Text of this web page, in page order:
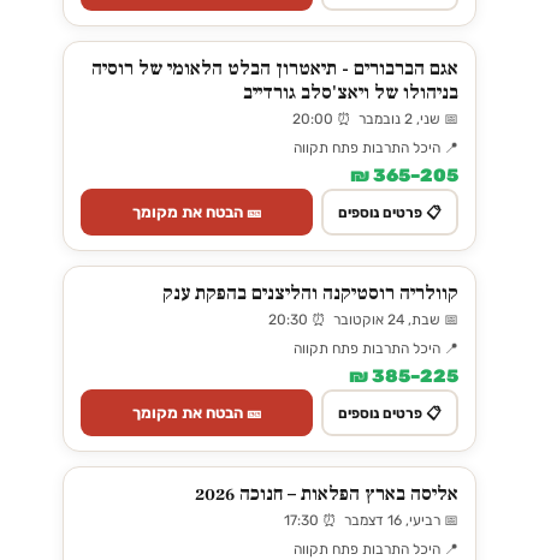
אגם הברבורים - תיאטרון הבלט הלאומי של רוסיה
בניהולו של ויאצ'סלב גורדייב
📅 שני, 2 נובמבר ⏰ 20:00
📍 היכל התרבות פתח תקווה
205–365 ₪
📋 פרטים נוספים 🎫 הבטח את מקומך
קוולריה רוסטיקנה והליצנים בהפקת ענק
📅 שבת, 24 אוקטובר ⏰ 20:30
📍 היכל התרבות פתח תקווה
225–385 ₪
📋 פרטים נוספים 🎫 הבטח את מקומך
אליסה בארץ הפלאות – חנוכה 2026
📅 רביעי, 16 דצמבר ⏰ 17:30
📍 היכל התרבות פתח תקווה